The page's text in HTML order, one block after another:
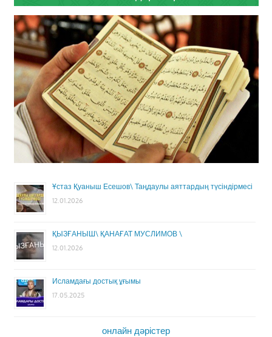
Ұстаз Қуаныш Есешов\ Таңдаулы аяттардың түсіндірмесі
12.01.2026
ҚЫЗҒАНЫШ\ ҚАНАҒАТ МУСЛИМОВ \
12.01.2026
Исламдағы достық ұғымы
17.05.2025
онлайн дәрістер